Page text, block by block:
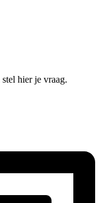
hier je vraag.